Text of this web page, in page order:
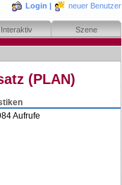
Login | neuer Benutzer
Interaktiv Szene
(PLAN)
Aufrufe